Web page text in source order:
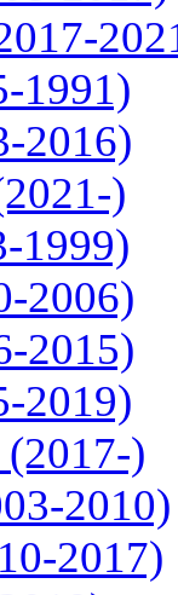
1991)
2016)
)
1999)
2006)
2015)
2019)
)
2010)
2017)